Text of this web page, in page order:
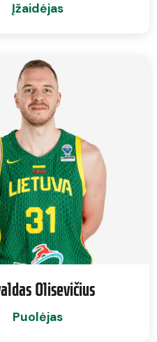
Įžaidėjas
Olisevičius
Puolėjas